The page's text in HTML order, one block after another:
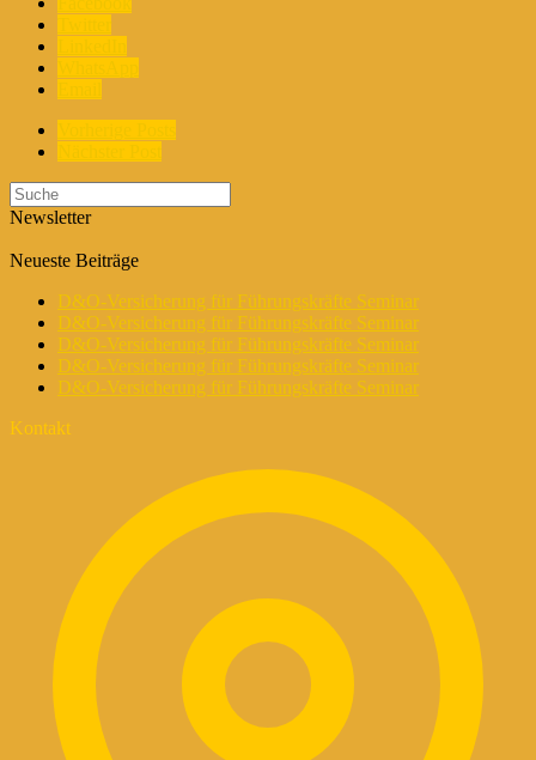
Newsletter
Neueste Beiträge
D&O-Versicherung für Führungskräfte Seminar
D&O-Versicherung für Führungskräfte Seminar
D&O-Versicherung für Führungskräfte Seminar
D&O-Versicherung für Führungskräfte Seminar
D&O-Versicherung für Führungskräfte Seminar
Kontakt